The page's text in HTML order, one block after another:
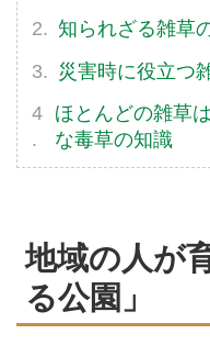
知られざる雑草
災害時に役立つ
ほとんどの雑草
な毒草の知識
地域の人が
る公園」